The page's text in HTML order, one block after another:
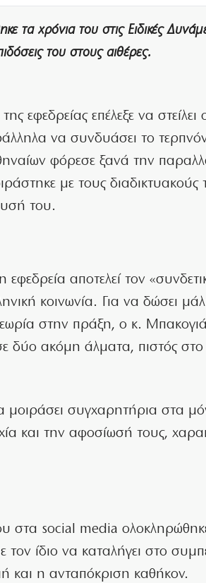
χρόνια του στις Ειδικές
του στους αιθέρες.
εφεδρείας επέλεξε να
να συνδυάσει το
φόρεσε ξανά την
με τους διαδικτυακούς
του.
αποτελεί τον
κοινωνία. Για να δώσει
στην πράξη, ο κ.
δύο ακόμη άλματα, πιστός
μοιράσει συγχαρητήρια στα
και την αφοσίωσή τους,
στα social media
τον ίδιο να καταλήγει στο
και η ανταπόκριση καθήκον.